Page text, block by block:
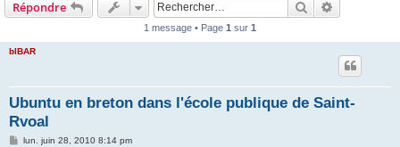
Répondre Rechercher
1 message • Page 1 sur 1
bIBAR
Ubuntu en breton dans l'école publique de Saint-
Rvoal
Mlun. juin 28, 2010 8:14 pm